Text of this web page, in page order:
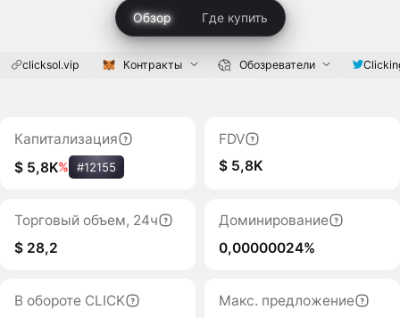
Обзор Где купить
clicksol.vip Контракты Обозреватели
Капитализация
$ 5,8K% #12155
FDV
$ 5,8K
Торговый объем, 24ч
$ 28,2
Доминирование
0,00000024%
В обороте CLICK
Макс. предложение